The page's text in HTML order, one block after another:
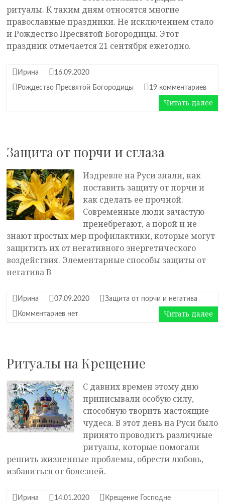
ритуалы. К таким дням относятся многие
православные праздники. Не исключением стало
и Рождество Пресвятой Богородицы. Этот
праздник отмечается 21 сентября ежегодно.
Ирина 16.09.2020
Рождество Пресвятой Богородицы 19 комментариев
Читать далее
Защита от порчи и сглаза
Издревле на Руси знали, как
поставить защиту от порчи и
как сделать ее прочной.
Современные люди зачастую
пренебрегают, а порой и не
знают простых мер профилактики, которые могут
защитить их от негативного энергетического
воздействия. Элементарные способы защиты от
негатива В
Ирина 07.09.2020 Защита от порчи и негатива
Комментариев нет Читать далее
Ритуалы на Крещение
С давних времен этому дню
приписывали особую силу,
способную творить настоящие
чудеса. В этот день на Руси было
принято проводить различные
ритуалы, которые помогали
решить жизненные проблемы, обрести любовь,
избавиться от болезней.
Ирина 14.01.2020 Крещение Господне